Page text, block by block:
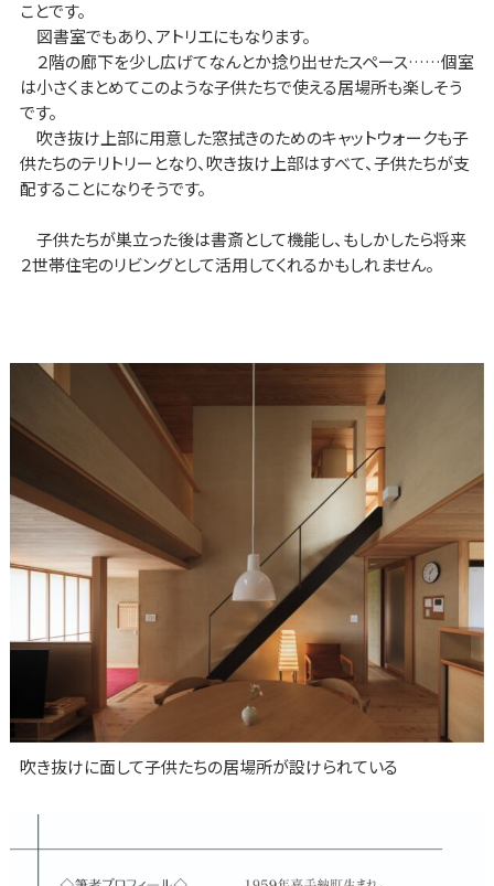
ことです。
図書室でもあり、アトリエにもなります。
２階の廊下を少し広げてなんとか捻り出せたスペース……個室
は小さくまとめてこのような子供たちで使える居場所も楽しそう
です。
吹き抜け上部に用意した窓拭きのためのキャットウォークも子
供たちのテリトリーとなり、吹き抜け上部はすべて、子供たちが支
配することになりそうです。
子供たちが巣立った後は書斎として機能し、もしかしたら将来
２世帯住宅のリビングとして活用してくれるかもしれません。
吹き抜けに面して子供たちの居場所が設けられている